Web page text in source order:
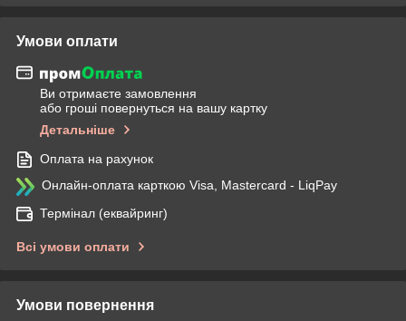
Умови оплати
Ви отримаєте замовлення
або гроші повернуться на вашу картку
Детальніше
Оплата на рахунок
Онлайн-оплата карткою Visa, Mastercard - LiqPay
Термінал (еквайринг)
Всі умови оплати
Умови повернення